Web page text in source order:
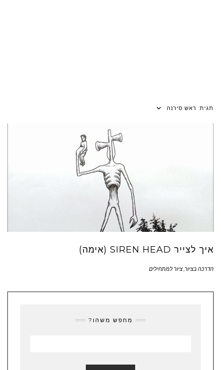
תגית: ראש סירנה
איך לצייר SIREN HEAD (אימה)
הדרכה בציור ציור למתחילים
מחפש משהו?